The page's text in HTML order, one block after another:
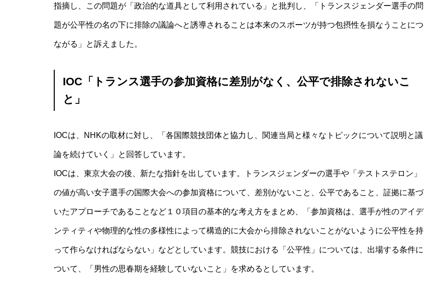
指摘し、この問題が「政治的な道具として利用されている」と批判し、「トランスジェンダー選手の問
題が公平性の名の下に排除の議論へと誘導されることは本来のスポーツが持つ包摂性を損なうことにつ
ながる」と訴えました。
IOC「トランス選手の参加資格に差別がなく、公平で排除されないこ
と」
IOCは、NHKの取材に対し、「各国際競技団体と協力し、関連当局と様々なトピックについて説明と議
論を続けていく」と回答しています。
IOCは、東京大会の後、新たな指針を出しています。トランスジェンダーの選手や「テストステロン」
の値が高い女子選手の国際大会への参加資格について、差別がないこと、公平であること、証拠に基づ
いたアプローチであることなど１０項目の基本的な考え方をまとめ、「参加資格は、選手が性のアイデ
ンティティや物理的な性の多様性によって構造的に大会から排除されないことがないように公平性を持
って作らなければならない」などとしています。競技における「公平性」については、出場する条件に
ついて、「男性の思春期を経験していないこと」を求めるとしています。